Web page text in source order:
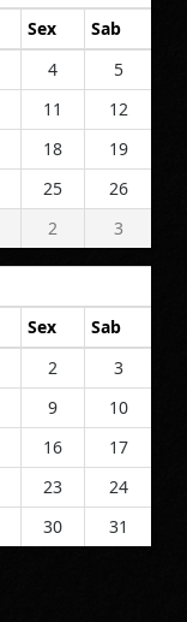
Sex
Sab
4
5
11
12
18
19
25
26
2 3
Sex
Sab
2
3
9
10
16
17
23
24
30 31